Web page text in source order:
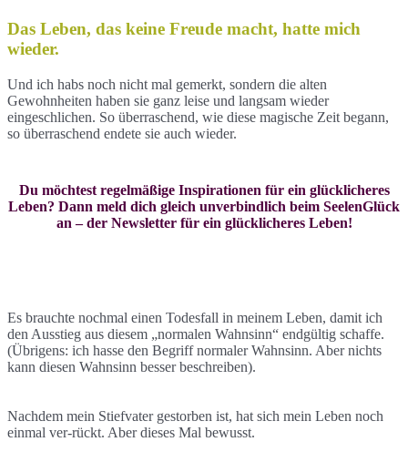
Das Leben, das keine Freude macht, hatte mich
wieder.
Und ich habs noch nicht mal gemerkt, sondern die alten
Gewohnheiten haben sie ganz leise und langsam wieder
eingeschlichen. So überraschend, wie diese magische Zeit begann,
so überraschend endete sie auch wieder.
Du möchtest regelmäßige Inspirationen für ein glücklicheres
Leben? Dann meld dich gleich unverbindlich beim SeelenGlück
an – der Newsletter für ein glücklicheres Leben!
Es brauchte nochmal einen Todesfall in meinem Leben, damit ich
den Ausstieg aus diesem „normalen Wahnsinn“ endgültig schaffe.
(Übrigens: ich hasse den Begriff normaler Wahnsinn. Aber nichts
kann diesen Wahnsinn besser beschreiben).
Nachdem mein Stiefvater gestorben ist, hat sich mein Leben noch
einmal ver-rückt. Aber dieses Mal bewusst.